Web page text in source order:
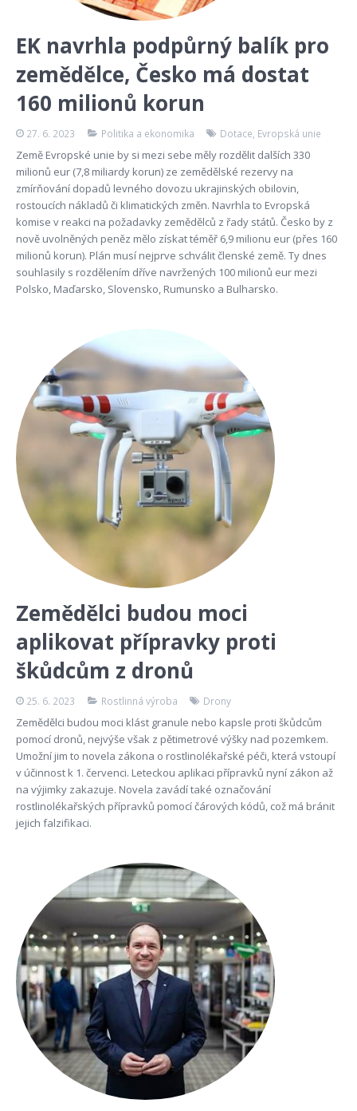
EK navrhla podpůrný balík pro
zemědělce, Česko má dostat
160 milionů korun
27. 6. 2023 Politika a ekonomika Dotace Evropská unie
Země Evropské unie by si mezi sebe měly rozdělit dalších 330
milionů eur (7,8 miliardy korun) ze zemědělské rezervy na
zmírňování dopadů levného dovozu ukrajinských obilovin,
rostoucích nákladů či klimatických změn. Navrhla to Evropská
komise v reakci na požadavky zemědělců z řady států. Česko by z
nově uvolněných peněz mělo získat téměř 6,9 milionu eur (přes 160
milionů korun). Plán musí nejprve schválit členské země. Ty dnes
souhlasily s rozdělením dříve navržených 100 milionů eur mezi
Polsko, Maďarsko, Slovensko, Rumunsko a Bulharsko.
Zemědělci budou moci
aplikovat přípravky proti
škůdcům z dronů
25. 6. 2023 Rostlinná výroba Drony
Zemědělci budou moci klást granule nebo kapsle proti škůdcům
pomocí dronů, nejvýše však z pětimetrové výšky nad pozemkem.
Umožní jim to novela zákona o rostlinolékařské péči, která vstoupí
v účinnost k 1. červenci. Leteckou aplikaci přípravků nyní zákon až
na výjimky zakazuje. Novela zavádí také označování
rostlinolékařských přípravků pomocí čárových kódů, což má bránit
jejich falzifikaci.